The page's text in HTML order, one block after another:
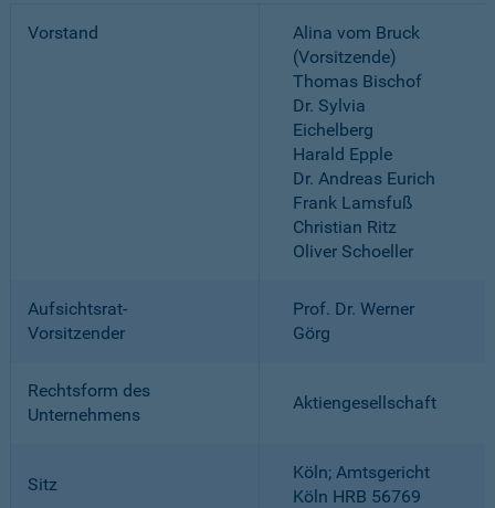
Vorstand
Alina vom Bruck
(Vorsitzende)
Thomas Bischof
Dr. Sylvia
Eichelberg
Harald Epple
Dr. Andreas Eurich
Frank Lamsfuß
Christian Ritz
Oliver Schoeller
Aufsichtsrat-
Vorsitzender
Prof. Dr. Werner
Görg
Rechtsform des
Unternehmens
Aktiengesellschaft
Sitz
Köln; Amtsgericht
Köln HRB 56769